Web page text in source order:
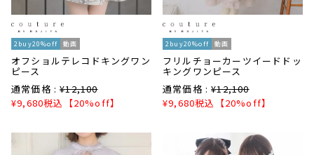
2buy20%off 動画
オフショルテレコドキングワン
ピース
通常価格 : ¥12,100
¥9,680税込 【20%off】
2buy20%off 動画
フリルチョーカーツイードドッ
キングワンピース
通常価格 : ¥12,100
¥9,680税込 【20%off】